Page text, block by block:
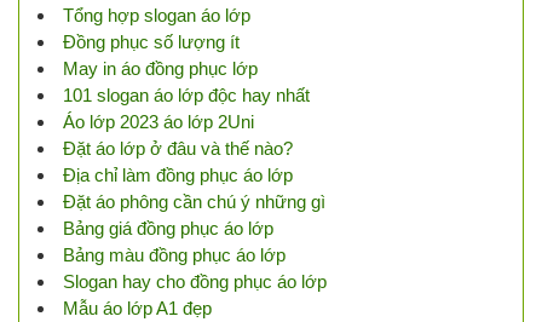
Tổng hợp slogan áo lớp
Đồng phục số lượng ít
May in áo đồng phục lớp
101 slogan áo lớp độc hay nhất
Áo lớp 2023 áo lớp 2Uni
Đặt áo lớp ở đâu và thế nào?
Địa chỉ làm đồng phục áo lớp
Đặt áo phông cần chú ý những gì
Bảng giá đồng phục áo lớp
Bảng màu đồng phục áo lớp
Slogan hay cho đồng phục áo lớp
Mẫu áo lớp A1 đẹp